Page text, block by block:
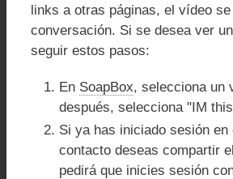
links a otras páginas, el vídeo
conversación. Si se desea ver
seguir estos pasos:
En SoapBox, selecciona un
después, selecciona "IM
Si ya has iniciado sesión
contacto deseas compartir
pedirá que inicies sesión